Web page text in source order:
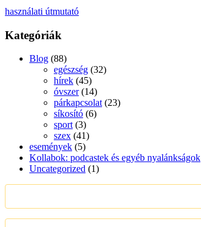
használati útmutató
Kategóriák
Blog (88)
egészség (32)
hírek (45)
óvszer(14)
párkapcsolat (23)
síkosító (6)
sport (3)
szex (41)
események (5)
Kollabok: podcastek és egyéb nyalánkságok
Uncategorized (1)